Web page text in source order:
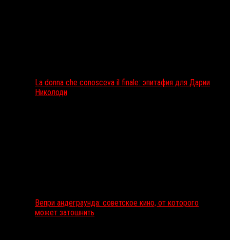
La donna che conosceva il finale: эпитафия для Дарии
Николоди
Вепри андеграунда: советское кино, от которого
может затошнить